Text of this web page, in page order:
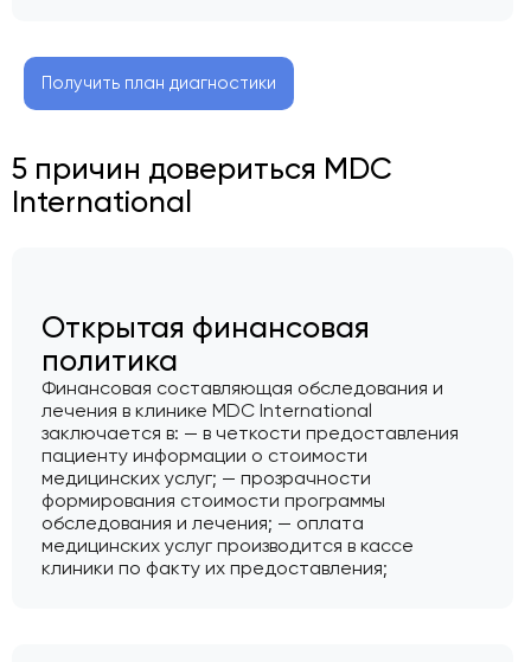
Получить план диагностики
5 причин довериться MDC
International
Открытая финансовая
политика
Финансовая составляющая обследования и
лечения в клинике MDC International
заключается в: — в четкости предоставления
пациенту информации о стоимости
медицинских услуг; — прозрачности
формирования стоимости программы
обследования и лечения; — оплата
медицинских услуг производится в кассе
клиники по факту их предоставления;